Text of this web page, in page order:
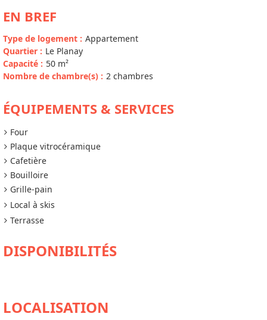
EN BREF
Type de logement : Appartement
Quartier : Le Planay
Capacité : 50 m²
Nombre de chambre(s) : 2 chambres
ÉQUIPEMENTS & SERVICES
Four
Plaque vitrocéramique
Cafetière
Bouilloire
Grille-pain
Local à skis
Terrasse
DISPONIBILITÉS